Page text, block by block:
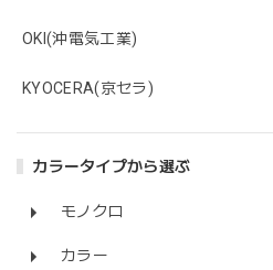
OKI(沖電気工業)
KYOCERA(京セラ)
カラータイプから選ぶ
モノクロ
カラー